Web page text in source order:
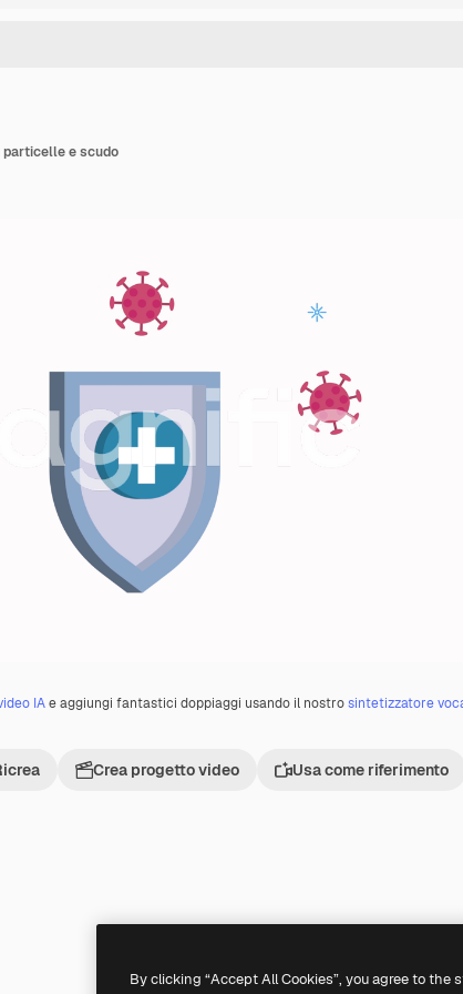
IAe aggiungi fantastici doppiaggi usando il nostrosintetizzatore
Crea progetto video Usa come riferimento
particelle e scudo
By clicking “Accept All Cookies”, you agree to